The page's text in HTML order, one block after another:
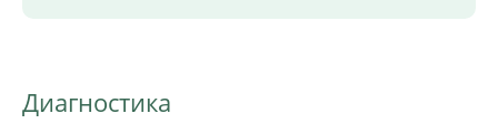
Диагностика